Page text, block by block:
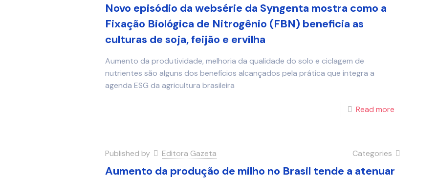
Novo episódio da websérie da Syngenta mostra como a
Fixação Biológica de Nitrogênio (FBN) beneficia as
culturas de soja, feijão e ervilha
Aumento da produtividade, melhoria da qualidade do solo e ciclagem de
nutrientes são alguns dos benefícios alcançados pela prática que integra a
agenda ESG da agricultura brasileira
Read more
Published by Editora Gazeta Categories
Aumento da produção de milho no Brasil tende a atenuar